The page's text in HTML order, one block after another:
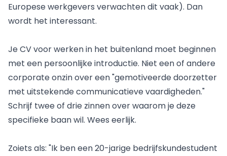
Europese werkgevers verwachten dit vaak). Dan
wordt het interessant.
Je CV voor werken in het buitenland moet beginnen
met een persoonlijke introductie. Niet een of andere
corporate onzin over een "gemotiveerde doorzetter
met uitstekende communicatieve vaardigheden."
Schrijf twee of drie zinnen over waarom je deze
specifieke baan wil. Wees eerlijk.
Zoiets als: "Ik ben een 20-jarige bedrijfskundestudent